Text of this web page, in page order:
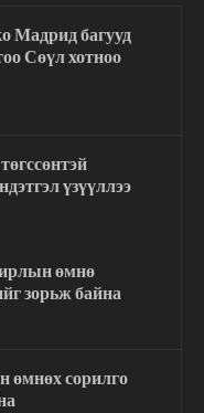
Мадрид багууд
Сөүл хотноо
үзүүллээ
өмнө
зорьж байна
өмнөх сорилго